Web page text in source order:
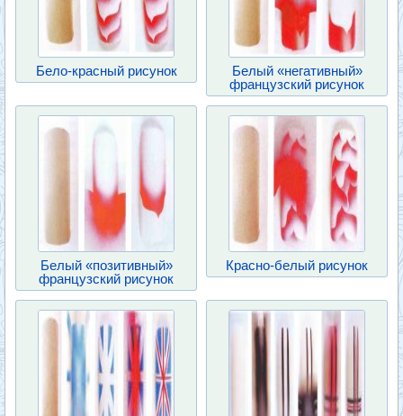
Бело-красный рисунок
Белый «негативный»
французский рисунок
Белый «позитивный»
французский рисунок
Красно-белый рисунок